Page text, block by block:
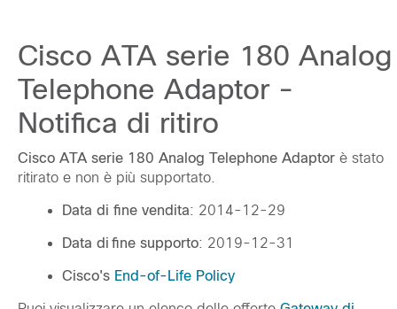
Cisco ATA serie 180 Analog
Telephone Adaptor -
Notifica di ritiro
Cisco ATA serie 180 Analog Telephone Adaptor è stato
ritirato e non è più supportato.
Data di fine vendita: 2014-12-29
Data di fine supporto: 2019-12-31
Cisco's End-of-Life Policy